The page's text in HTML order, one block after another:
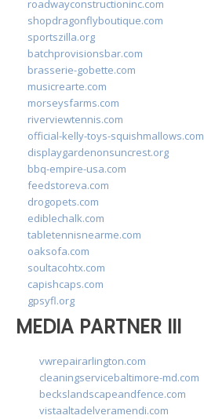
roadwayconstructioninc.com
shopdragonflyboutique.com
sportszilla.org
batchprovisionsbar.com
brasserie-gobette.com
musicrearte.com
morseysfarms.com
riverviewtennis.com
official-kelly-toys-squishmallows.com
displaygardenonsuncrest.org
bbq-empire-usa.com
feedstoreva.com
drogopets.com
ediblechalk.com
tabletennisnearme.com
oaksofa.com
soultacohtx.com
capishcaps.com
gpsyfl.org
MEDIA PARTNER III
vwrepairarlington.com
cleaningservicebaltimore-md.com
beckslandscapeandfence.com
vistaaltadelveramendi.com